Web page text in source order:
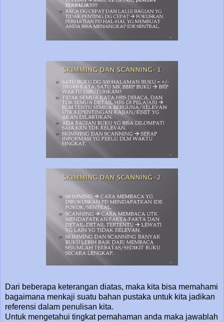
Dari beberapa keterangan diatas, maka kita bisa memahami
bagaimana menkaji suatu bahan pustaka untuk kita jadikan
referensi dalam penulisan kita.
Untuk mengetahui tingkat pemahaman anda maka jawablah